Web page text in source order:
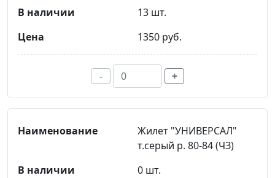
13 шт.
1350 руб.
- +
Жилет "УНИВЕРСАЛ"
т.серый р. 80-84 (ЧЗ)
0 шт.